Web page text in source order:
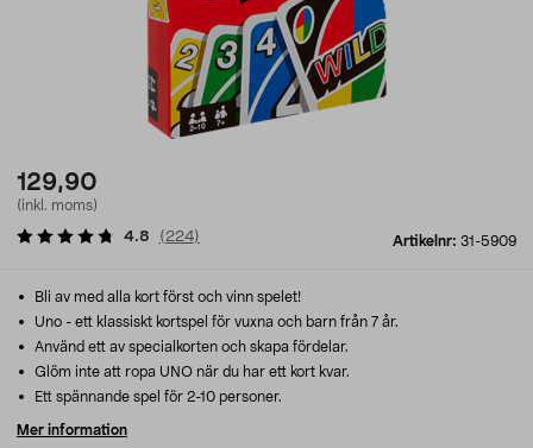
129,90
(inkl. moms)
Artikelnr: 31-5909
4.8 ( 224)
Bli av med alla kort först och vinn spelet!
Uno - ett klassiskt kortspel för vuxna och barn från 7 år.
Använd ett av specialkorten och skapa fördelar.
Glöm inte att ropa UNO när du har ett kort kvar.
Ett spännande spel för 2-10 personer.
Mer information